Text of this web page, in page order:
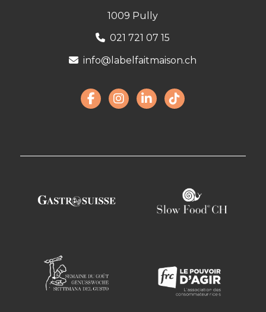
1009 Pully
021 721 07 15
info@labelfaitmaison.ch